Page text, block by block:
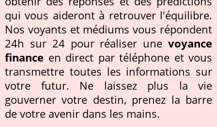
qui vous aideront à retrouver l'équilibre.
Nos voyants et médiums vous répondent
24h sur 24 pour réaliser une voyance
finance en direct par téléphone et vous
transmettre toutes les informations sur
votre futur. Ne laissez plus la vie
gouverner votre destin, prenez la barre
de votre avenir dans les mains.